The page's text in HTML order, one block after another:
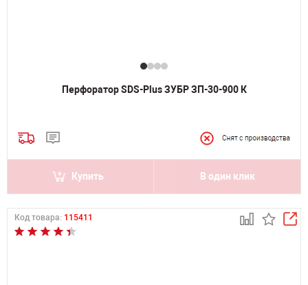
Перфоратор SDS-Plus ЗУБР ЗП-30-900 К
Купить В один клик
Код товара: 115411